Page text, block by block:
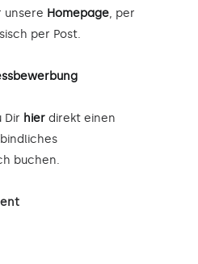
unsere Homepage, per
per Post.
Dir hier direkt einen
buchen.